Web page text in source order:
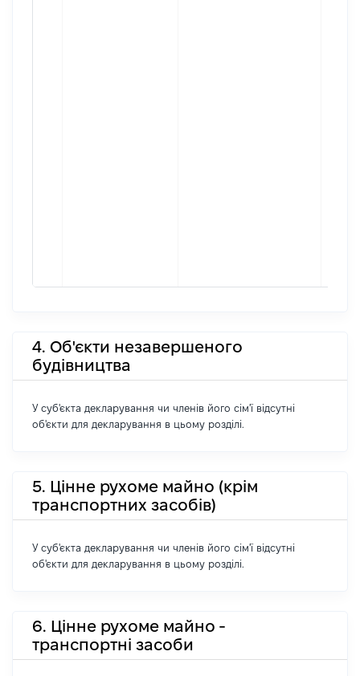
4. Об'єкти незавершеного
будівництва
У суб'єкта декларування чи членів його сім'ї відсутні
об'єкти для декларування в цьому розділі.
5. Цінне рухоме майно (крім
транспортних засобів)
У суб'єкта декларування чи членів його сім'ї відсутні
об'єкти для декларування в цьому розділі.
6. Цінне рухоме майно -
транспортні засоби